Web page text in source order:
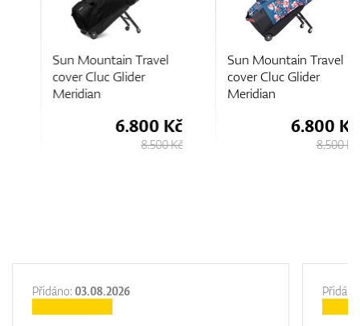
Sun Mountain Travel
cover Cluc Glider
Meridian
6.800 Kč
8.500 Kč
Sun Mountain Travel
cover Cluc Glider
Meridian
6.800 Kč
8.500 Kč
Přidáno: 03.08.2026